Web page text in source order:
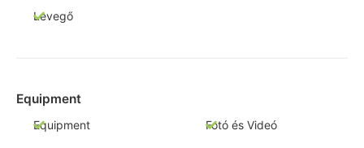
Levegő
Equipment
Equipment Fotó és Videó